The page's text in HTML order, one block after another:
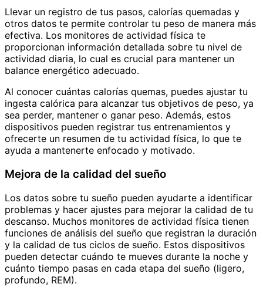
Llevar un registro de tus pasos, calorías quemadas y
otros datos te permite controlar tu peso de manera más
efectiva. Los monitores de actividad física te
proporcionan información detallada sobre tu nivel de
actividad diaria, lo cual es crucial para mantener un
balance energético adecuado.
Al conocer cuántas calorías quemas, puedes ajustar tu
ingesta calórica para alcanzar tus objetivos de peso, ya
sea perder, mantener o ganar peso. Además, estos
dispositivos pueden registrar tus entrenamientos y
ofrecerte un resumen de tu actividad física, lo que te
ayuda a mantenerte enfocado y motivado.
Mejora de la calidad del sueño
Los datos sobre tu sueño pueden ayudarte a identificar
problemas y hacer ajustes para mejorar la calidad de tu
descanso. Muchos monitores de actividad física tienen
funciones de análisis del sueño que registran la duración
y la calidad de tus ciclos de sueño. Estos dispositivos
pueden detectar cuándo te mueves durante la noche y
cuánto tiempo pasas en cada etapa del sueño (ligero,
profundo, REM).